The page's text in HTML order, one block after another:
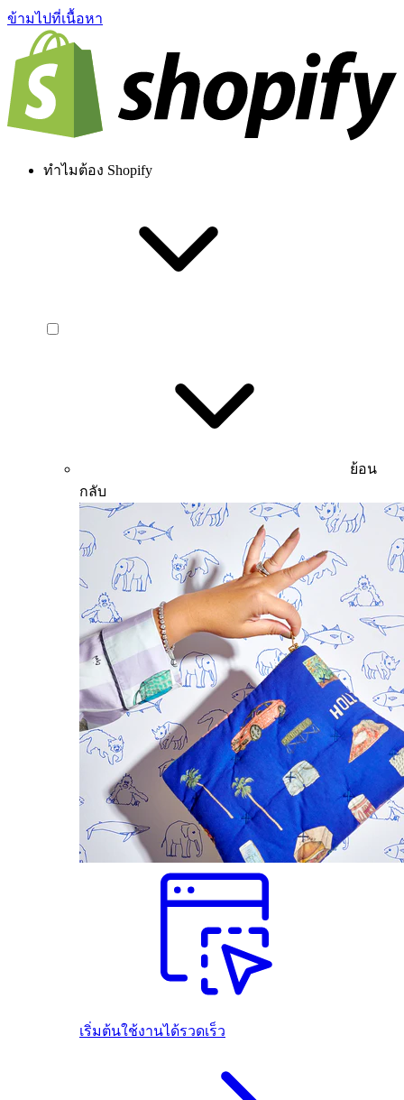
ข้ามไปที่เนื้อหา
ทำไมต้อง Shopify
ย้อน
กลับ
เริ่มต้นใช้งานได้รวดเร็ว